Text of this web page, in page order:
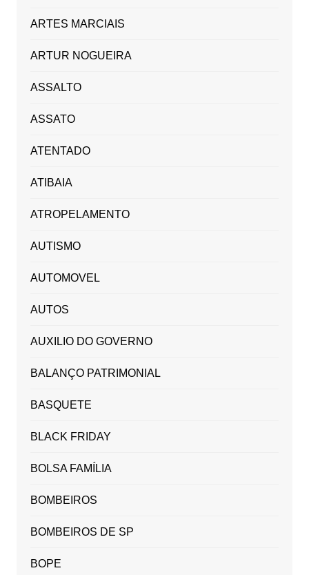
ARTES MARCIAIS
ARTUR NOGUEIRA
ASSALTO
ASSATO
ATENTADO
ATIBAIA
ATROPELAMENTO
AUTISMO
AUTOMOVEL
AUTOS
AUXILIO DO GOVERNO
BALANÇO PATRIMONIAL
BASQUETE
BLACK FRIDAY
BOLSA FAMÍLIA
BOMBEIROS
BOMBEIROS DE SP
BOPE